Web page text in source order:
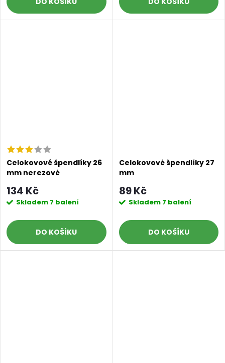
Celokovové špendlíky 26
mm nerezové
134 Kč
Skladem 7 balení
DO KOŠÍKU
Celokovové špendlíky 27
mm
89 Kč
Skladem 7 balení
DO KOŠÍKU